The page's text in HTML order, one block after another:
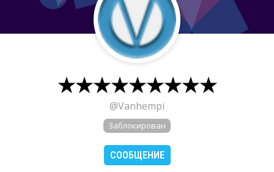
★★★★★★★★★
@Vanhempi
Заблокирован
СООБЩЕНИЕ